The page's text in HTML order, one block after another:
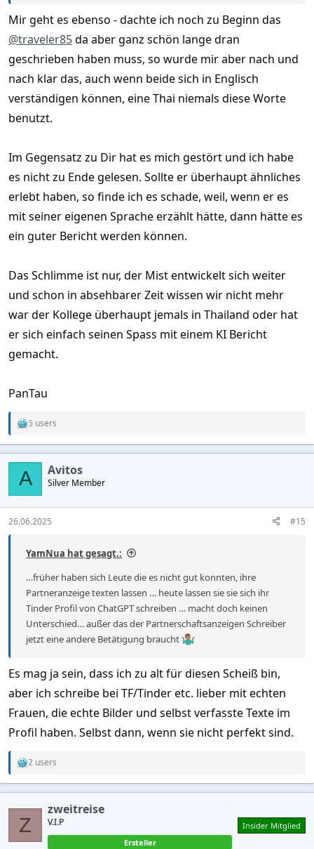
Ich habe das bewusst nicht in Deinem Thread gepostet, um
dort keine Diskussion zu provozieren. Ich bin ja nicht
grundsätzlich gegen diese „Kunstform“. Denn das ist es doch
irgendwie.
In der Vergangenheit wurden hier Berichte oft gelöscht, die
vom@Moderatoren-Team
sollte es doch toleriert werden.
Rechtschreibung korrigiert hat. Für mich sieht es so aus, als ob
sie nach Deinen Vorgaben den kompletten Text formuliert
hätte.
betrogen. So eine Geschichte ist ja keine Nachrichten-Sendung.
Mir geht es ebenso - dachte ich noch zu Beginn das
@traveler85da aber ganz schön lange dran
geschrieben haben muss, so wurde mir aber nach und
nach klar das, auch wenn beide sich in Englisch
verständigen können, eine Thai niemals diese Worte
benutzt.
Im Gegensatz zu Dir hat es mich gestört und ich habe
es nicht zu Ende gelesen. Sollte er überhaupt ähnliches
erlebt haben, so finde ich es schade, weil, wenn er es
mit seiner eigenen Sprache erzählt hätte, dann hätte es
ein guter Bericht werden können.
Das Schlimme ist nur, der Mist entwickelt sich weiter
und schon in absehbarer Zeit wissen wir nicht mehr
war der Kollege überhaupt jemals in Thailand oder hat
er sich einfach seinen Spass mit einem KI Bericht
gemacht.
PanTau
R
c
o
n
s
:
6 users
A Avitos
Silver Member
26.06.2025 #15
YamNua hat gesagt.:
…früher haben sich Leute die es nicht gut konnten, ihre
Partneranzeige texten lassen … heute lassen sie sie sich ihr
Tinder Profil von ChatGPT schreiben … macht doch keinen
Unterschied… außer das der Partnerschaftsanzeigen Schreiber
jetzt eine andere Betätigung braucht
Es mag ja sein, dass ich zu alt für diesen Scheiß bin,
aber ich schreibe bei TF/Tinder etc. lieber mit echten
Frauen, die echte Bilder und selbst verfasste Texte im
Profil haben. Selbst dann, wenn sie nicht perfekt sind.
R
t
o
n
2 users
Z
zweitreise
V.I.P
Ersteller
Insider Mitglied